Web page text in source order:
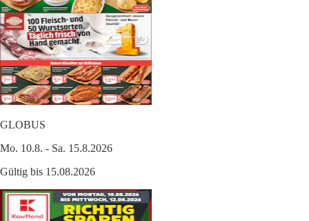
GLOBUS
Mo. 10.8. - Sa. 15.8.2026
Gültig bis 15.08.2026